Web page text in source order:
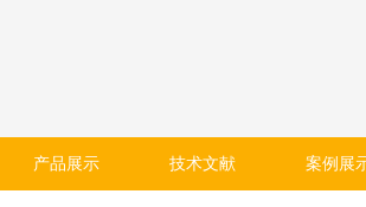
产品展示 技术文献 案例展